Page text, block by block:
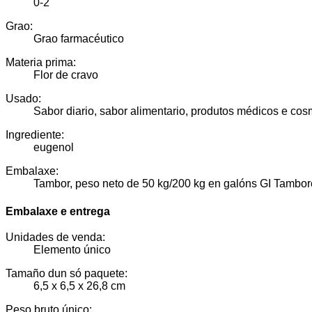
0-2
Grao:
Grao farmacéutico
Materia prima:
Flor de cravo
Usado:
Sabor diario, sabor alimentario, produtos médicos e
Ingrediente:
eugenol
Embalaxe:
Tambor, peso neto de 50 kg/200 kg en galóns GI
Embalaxe e entrega
Unidades de venda:
Elemento único
Tamaño dun só paquete:
6,5 x 6,5 x 26,8 cm